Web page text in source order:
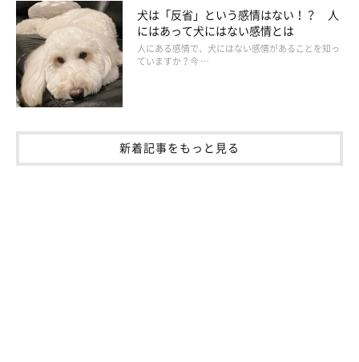
（監修：いぬのきもち獣医師相談室 獣医師・岡本りさ先生）
取材・文／小崎華
※写真はスマホアプリ「いぬ・ねこのきもち」で投稿されたもの
です。
※記事と写真に関連性はありませんので予めご了承ください。
犬は「反省」という感情はない！？ 人
にはあって犬にはない感情とは
人にある感情で、犬にはない感情があることを知っ
ていますか？今 …
新着記事をもっと見る